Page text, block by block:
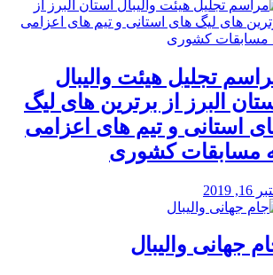
تجلیل هیئت والیبال
البرز از برترین های لیگ
استانی و تیم های اعزامی
مسابقات کشوری
2019
جهانی والیبال